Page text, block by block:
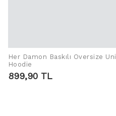
Her Damon Baskılı Oversize
Hoodie
899,90 TL